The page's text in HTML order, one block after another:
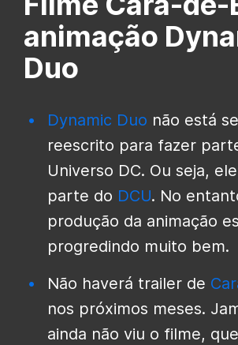
animação
Duo
Dynamic Duo não está
reescrito para fazer
Universo DC. Ou seja,
parte do DCU. No
produção da animação
progredindo muito bem.
Não haverá trailer de
nos próximos meses.
ainda não viu o filme,